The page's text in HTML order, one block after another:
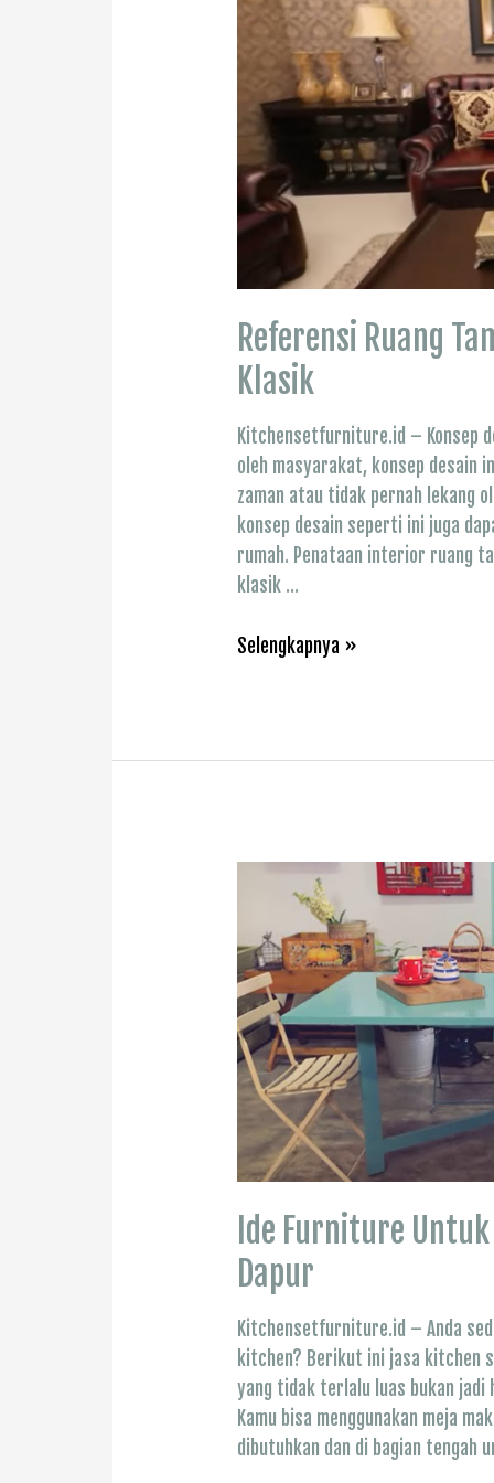
Referensi Ruang
Klasik
Kitchensetfurniture.id – Konsep
oleh masyarakat, konsep desain
zaman atau tidak pernah lekang
konsep desain seperti ini juga
rumah. Penataan interior ruang
klasik …
Referensi
dan
Selengkapnya »
Ide Furniture
Dapur
Kitchensetfurniture.id – Anda
kitchen? Berikut ini jasa kitchen
yang tidak terlalu luas bukan jadi
Kamu bisa menggunakan meja
dibutuhkan dan di bagian tengah